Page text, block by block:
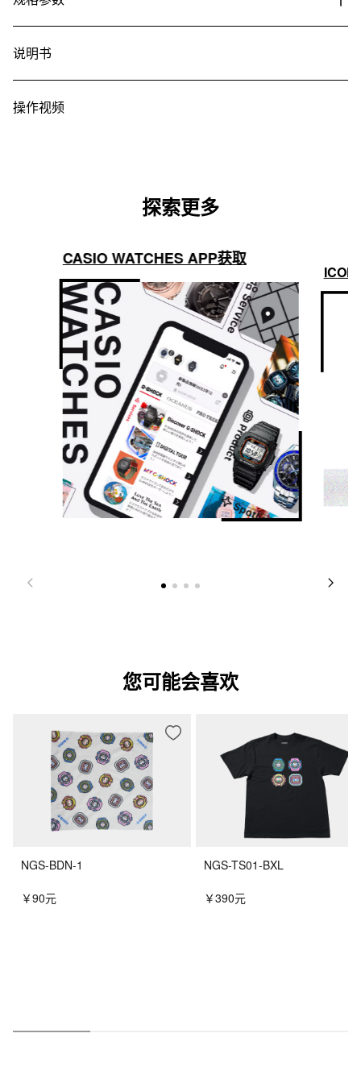
说明书
操作视频
探索更多
CASIO WATCHES APP获取
您可能会喜欢
NGS-BDN-1
￥90元
NGS-TS01-BXL
￥390元